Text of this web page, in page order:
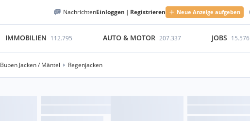
NachrichtenEinloggen | Registrieren Neue Anzeige aufgeben
IMMOBILIEN 112.795 AUTO & MOTOR 207.337 JOBS 15.576
Buben Jacken / Mäntel Regenjacken